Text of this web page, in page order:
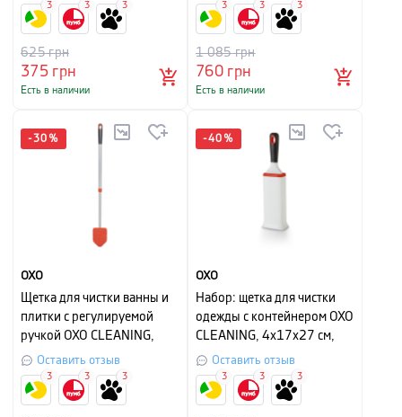
375грн
625грн
Есть в наличии
3 3 3
760грн
1 085грн
Есть в наличии
3 3 3
-30 %
OXO
Щетка для чистки ванны и
плитки с регулируемой
ручкой OXO CLEANING,
красный
Оставить отзыв
3 3 3
-40 %
OXO
Набор: щетка для чистки
одежды с контейнером OXO
CLEANING, 4х17х27 см,
белый, 2 предмета
Оставить отзыв
3 3 3